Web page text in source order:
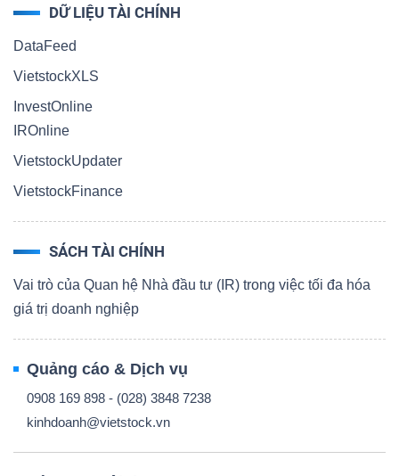
DỮ LIỆU TÀI CHÍNH
DataFeed
VietstockXLS
InvestOnline
IROnline
VietstockUpdater
VietstockFinance
SÁCH TÀI CHÍNH
Vai trò của Quan hệ Nhà đầu tư (IR) trong việc tối đa hóa
giá trị doanh nghiệp
Quảng cáo & Dịch vụ
0908 169 898 - (028) 3848 7238
kinhdoanh@vietstock.vn